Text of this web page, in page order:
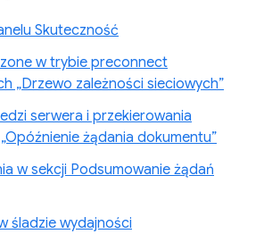
Skuteczność
w trybie preconnect
„Drzewo zależności sieciowych”
serwera i przekierowania
żądania dokumentu”
w sekcji Podsumowanie żądań
śladzie wydajności